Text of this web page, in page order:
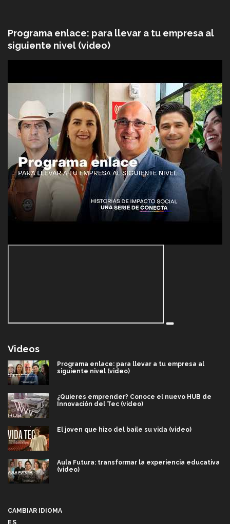
Programa enlace: para llevar a tu empresa al
siguiente nivel (video)
Videos
Programa enlace: para llevar a tu empresa al
siguiente nivel (video)
¿Quieres emprender? Conoce el nuevo HUB de
Innovación del Tec (video)
El joven que hizo del baile su vida (video)
Aula Futura: transformar la experiencia educativa
(video)
CAMBIAR IDIOMA
ES